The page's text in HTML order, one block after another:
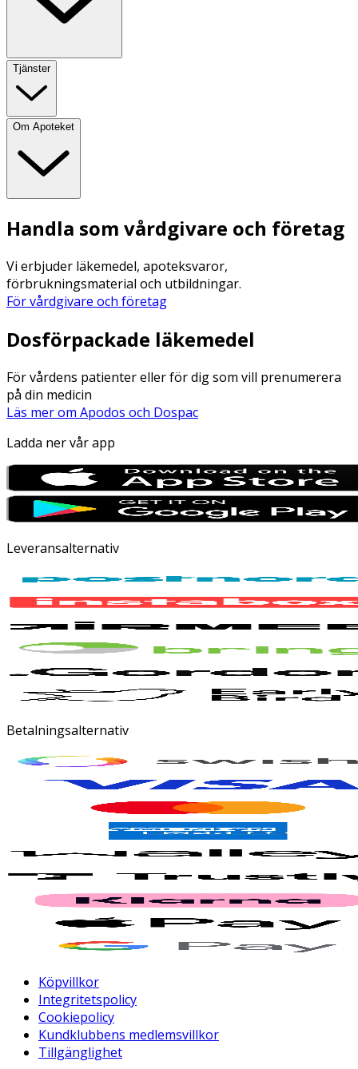
Tjänster
Om Apoteket
Handla som vårdgivare och företag
Vi erbjuder läkemedel, apoteksvaror,
förbrukningsmaterial och utbildningar.
För vårdgivare och företag
Dosförpackade läkemedel
För vårdens patienter eller för dig som vill prenumerera
på din medicin
Läs mer om Apodos och Dospac
Ladda ner vår app
Leveransalternativ
Betalningsalternativ
Köpvillkor
Integritetspolicy
Cookiepolicy
Kundklubbens medlemsvillkor
Tillgänglighet